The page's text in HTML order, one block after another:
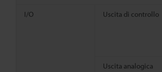
I/O Uscita di controllo
Uscita analogica